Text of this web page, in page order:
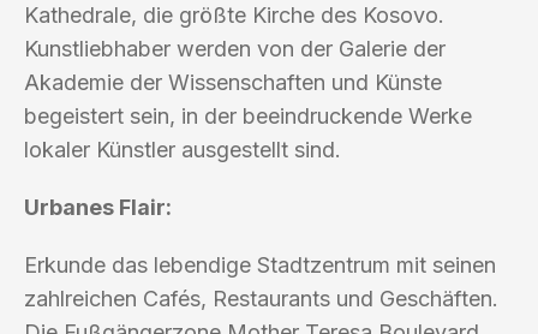
Kathedrale, die größte Kirche des Kosovo.
Kunstliebhaber werden von der Galerie der
Akademie der Wissenschaften und Künste
begeistert sein, in der beeindruckende Werke
lokaler Künstler ausgestellt sind.
Urbanes Flair:
Erkunde das lebendige Stadtzentrum mit seinen
zahlreichen Cafés, Restaurants und Geschäften.